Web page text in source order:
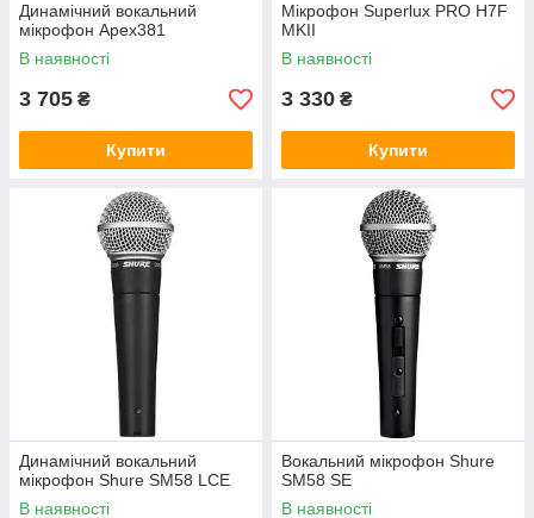
Динамічний вокальний
мікрофон Apex381
В наявності
3 705 ₴
Купити
Мікрофон Superlux PRO H7F
MKII
В наявності
3 330 ₴
Купити
Динамічний вокальний
мікрофон Shure SM58 LCE
В наявності
Вокальний мікрофон Shure
SM58 SE
В наявності